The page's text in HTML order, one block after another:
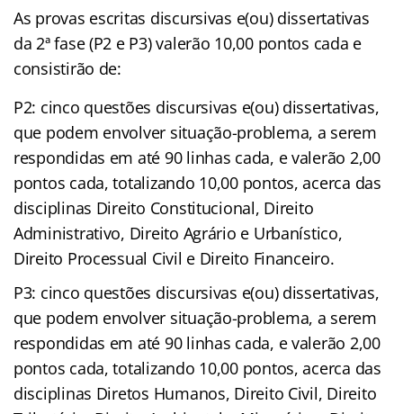
As provas escritas discursivas e(ou) dissertativas
da 2ª fase (P2 e P3) valerão 10,00 pontos cada e
consistirão de:
P2: cinco questões discursivas e(ou) dissertativas,
que podem envolver situação-problema, a serem
respondidas em até 90 linhas cada, e valerão 2,00
pontos cada, totalizando 10,00 pontos, acerca das
disciplinas Direito Constitucional, Direito
Administrativo, Direito Agrário e Urbanístico,
Direito Processual Civil e Direito Financeiro.
P3: cinco questões discursivas e(ou) dissertativas,
que podem envolver situação-problema, a serem
respondidas em até 90 linhas cada, e valerão 2,00
pontos cada, totalizando 10,00 pontos, acerca das
disciplinas Diretos Humanos, Direito Civil, Direito